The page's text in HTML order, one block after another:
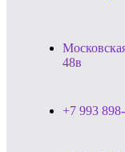
48в
+7 993